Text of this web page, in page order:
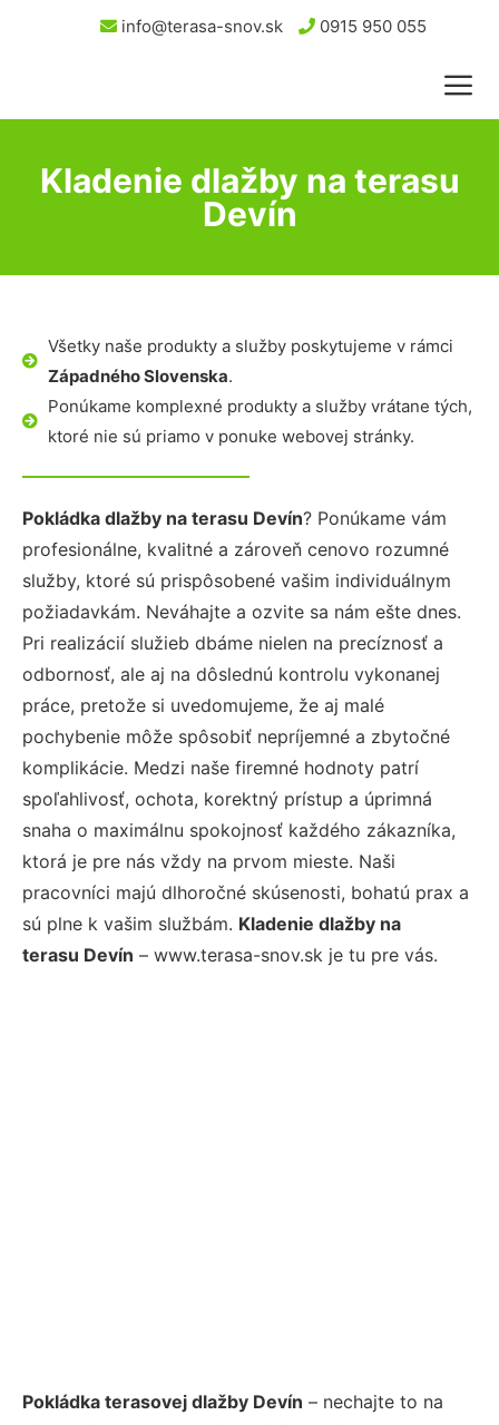
info@terasa-snov.sk 0915 950 055
Kladenie dlažby na terasu
Devín
Všetky naše produkty a služby poskytujeme v rámci
Západného Slovenska.
Ponúkame komplexné produkty a služby vrátane tých,
ktoré nie sú priamo v ponuke webovej stránky.
Pokládka dlažby na terasu Devín? Ponúkame vám
profesionálne, kvalitné a zároveň cenovo rozumné
služby, ktoré sú prispôsobené vašim individuálnym
požiadavkám. Neváhajte a ozvite sa nám ešte dnes.
Pri realizácií služieb dbáme nielen na precíznosť a
odbornosť, ale aj na dôslednú kontrolu vykonanej
práce, pretože si uvedomujeme, že aj malé
pochybenie môže spôsobiť nepríjemné a zbytočné
komplikácie. Medzi naše firemné hodnoty patrí
spoľahlivosť, ochota, korektný prístup a úprimná
snaha o maximálnu spokojnosť každého zákazníka,
ktorá je pre nás vždy na prvom mieste. Naši
pracovníci majú dlhoročné skúsenosti, bohatú prax a
sú plne k vašim službám. Kladenie dlažby na
terasu Devín – www.terasa-snov.sk je tu pre vás.
Pokládka terasovej dlažby Devín – nechajte to na